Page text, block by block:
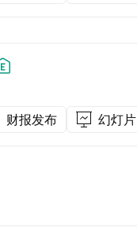
财报发布 幻灯片